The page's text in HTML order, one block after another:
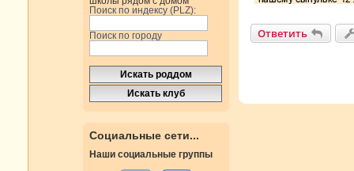
Поиск по индексу (PLZ):
Поиск по городу
Социальные сети...
Наши социальные группы
Ответить